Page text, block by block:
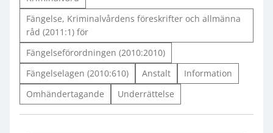
Fängelse, Kriminalvårdens föreskrifter och allmänna
råd (2011:1) för
Fängelseförordningen (2010:2010)
Fängelselagen (2010:610)
Anstalt
Information
Omhändertagande
Underrättelse